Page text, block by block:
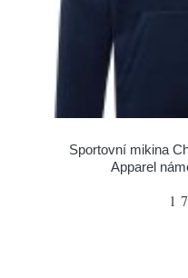
Sportovní mikina
Apparel
1